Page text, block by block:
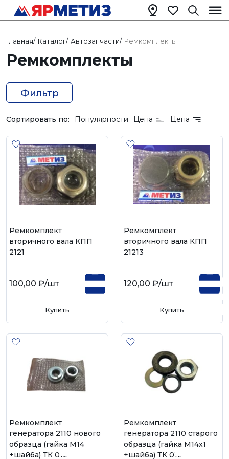
Главная/ Каталог/ Автозапчасти/ Ремкомплекты
Ремкомплекты
Фильтр
Сортировать по: Популярности Цена Цена
Ремкомплект
вторичного вала КПП
2121
100,00 ₽/шт
Купить
Ремкомплект
вторичного вала КПП
21213
120,00 ₽/шт
Купить
Ремкомплект
генератора 2110 нового
образца (гайка М14
+шайба) ТК 0124
Ремкомплект
генератора 2110 старого
образца (гайка М14х1
+шайба) ТК 0125